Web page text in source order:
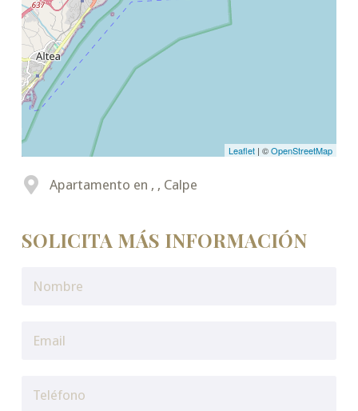
Leaflet | ©OpenStreetMap
Apartamento en , , Calpe
SOLICITA MÁS INFORMACIÓN